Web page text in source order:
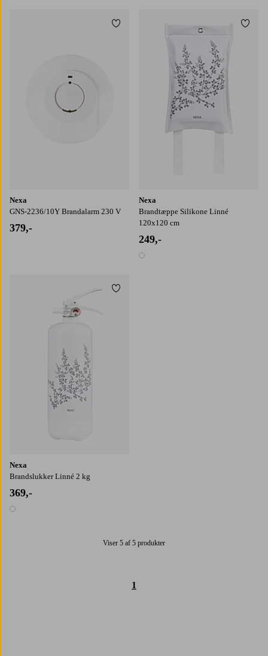
Nexa
GNS-2236/10Y Brandalarm 230 V
379,-
Tilføj til favoritter
Nexa
Brandtæppe Silikone Linné
120x120 cm
249,-
1 farve
Nexa
Brandslukker Linné 2 kg
369,-
1 farve
Tilføj til favoritter
Viser 5 af 5 produkter
1